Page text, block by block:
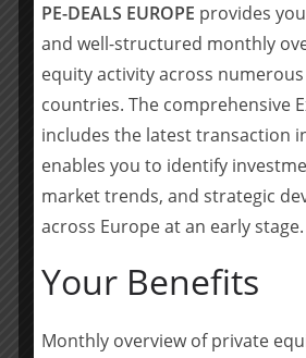
Dr. Frank Thiäner (Partner,
M&A/Private Equity)
Jens Hörmann (Partner, M&A/
Gerald Herrmann (Partner,
Dr. Tim Junginger , LL.M.
Equity)
Teilen
PE-DEALS EUROPE provides
and well-structured monthly
equity activity across
countries. The comprehensive
includes the latest transaction
enables you to identify
market trends, and strategic
across Europe at an early stage.
Your Benefits
Monthly overview of private